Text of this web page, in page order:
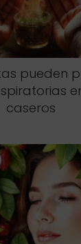
pueden
caseros